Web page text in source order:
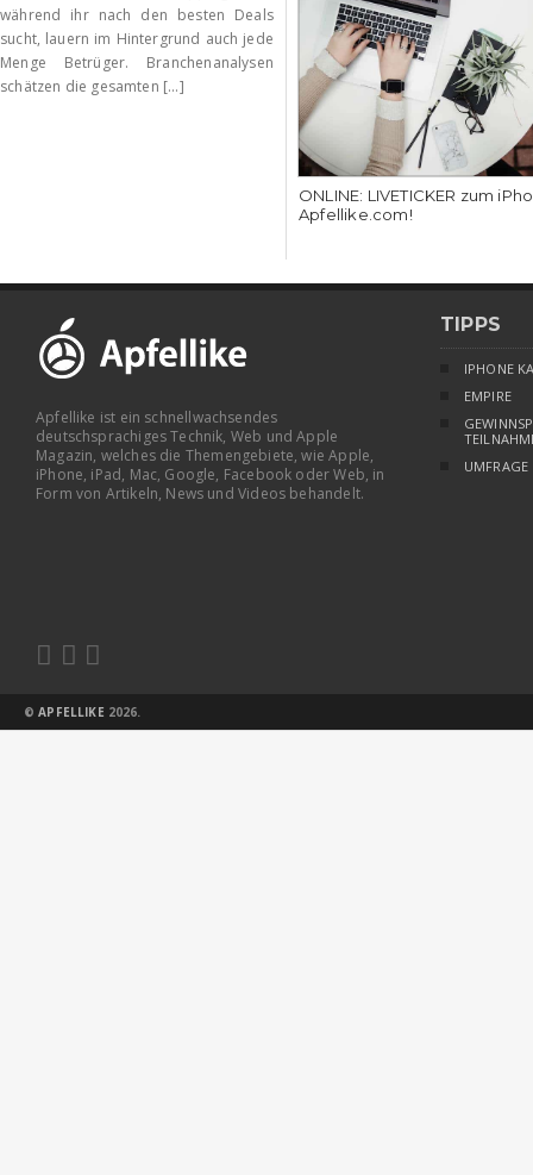
während ihr nach den besten Deals
sucht, lauern im Hintergrund auch jede
Menge Betrüger. Branchenanalysen
schätzen die gesamten [...]
ONLINE: LIVETICKER zum
Apfellike.com!
Apfellike ist ein schnellwachsendes
deutschsprachiges Technik, Web und Apple
Magazin, welches die Themengebiete, wie Apple,
iPhone, iPad, Mac, Google, Facebook oder Web, in
Form von Artikeln, News und Videos behandelt.
  
TIPPS
IPHONE
EMPIRE
UMFRAGE
©APFELLIKE 2026.